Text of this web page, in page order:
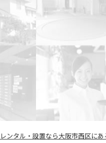
ンタル・設置なら大阪市西区に